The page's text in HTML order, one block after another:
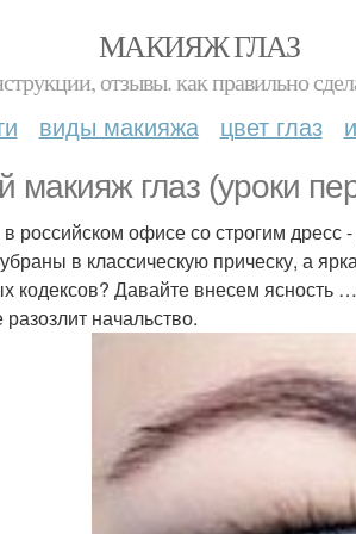
МАКИЯЖ ГЛАЗ
отзывы. как правильно
виды макияжа цвет глаз
глаз (уроки
российском офисе со строгим
в классическую прическу, а
кодексов? Давайте внесем ясность
разозлит начальство.